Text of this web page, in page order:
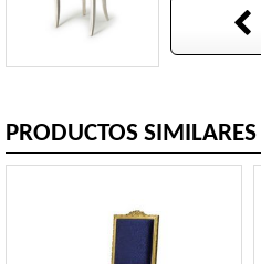
PRODUCTOS SIMILARES